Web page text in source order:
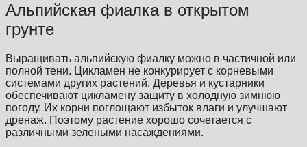
Альпийская фиалка в открытом
грунте
Выращивать альпийскую фиалку можно в частичной или
полной тени. Цикламен не конкурирует с корневыми
системами других растений. Деревья и кустарники
обеспечивают цикламену защиту в холодную зимнюю
погоду. Их корни поглощают избыток влаги и улучшают
дренаж. Поэтому растение хорошо сочетается с
различными зелеными насаждениями.